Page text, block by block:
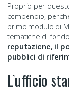
Proprio per
compendio,
primo modulo di
tematiche di
reputazione, il
pubblici di
L’ufficio